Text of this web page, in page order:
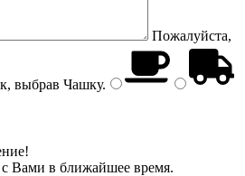
Пожалуйста,
выбрав Чашку.
Вами в ближайшее время.